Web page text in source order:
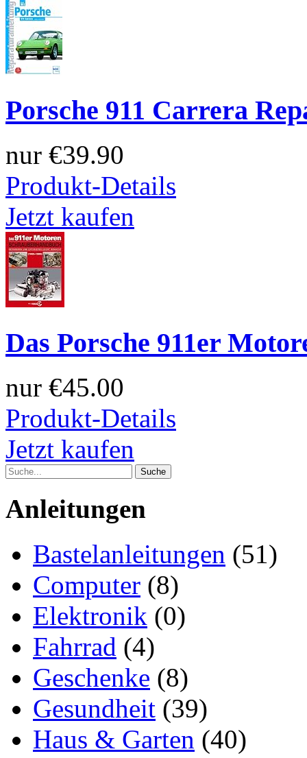
Porsche 911 Carrera
nur €39.90
Produkt-Details
Jetzt kaufen
Das Porsche 911er
nur €45.00
Produkt-Details
Jetzt kaufen
Anleitungen
Bastelanleitungen (51)
Computer (8)
Elektronik (0)
Fahrrad (4)
Geschenke (8)
Gesundheit (39)
Haus & Garten (40)